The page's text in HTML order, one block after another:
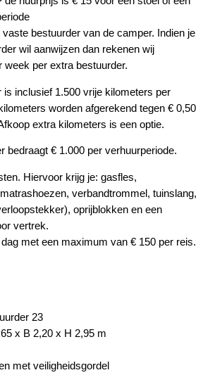
bestuurder van de camper. Indien je
wil aanwijzen dan rekenen wij
week per extra bestuurder.
is inclusief 1.500 vrije kilometers per
worden afgerekend tegen € 0,50
extra kilometers is een optie.
bedraagt € 1.000 per verhuurperiode.
Hiervoor krijg je: gasfles,
verbandtrommel, tuinslang,
oprijblokken en een
vertrek.
met een maximum van € 150 per reis.
23
x B 2,20 x H 2,95 m
met veiligheidsgordel